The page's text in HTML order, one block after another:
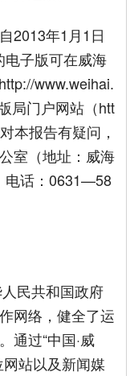
2013年1月1日
子版可在威海
www.weihai.
局门户网站（htt
本报告有疑问，
室（地址：威海
电话：0631—58
民共和国政府
网络，健全了运
通过“中国·威
站以及新闻媒